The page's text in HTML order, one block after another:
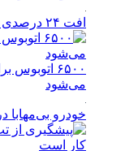
افت ۲۴ درصدی تولید خودرو در کشور
۶۵۰۰
می‌شود
خودرو